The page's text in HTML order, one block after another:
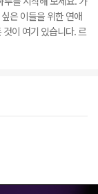
은 이들을 위한 연애
이 여기 있습니다. 르